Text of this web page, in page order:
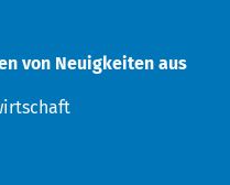
von Neuigkeiten aus